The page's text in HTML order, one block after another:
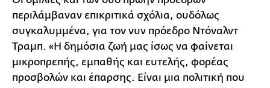
περιλάμβαναν επικριτικά σχόλια, ουδόλως
συγκαλυμμένα, για τον νυν πρόεδρο Ντόναλντ
Τραμπ. «Η δημόσια ζωή μας ίσως να φαίνεται
μικροπρεπής, εμπαθής και ευτελής, φορέας
προσβολών και έπαρσης. Είναι μια πολιτική που